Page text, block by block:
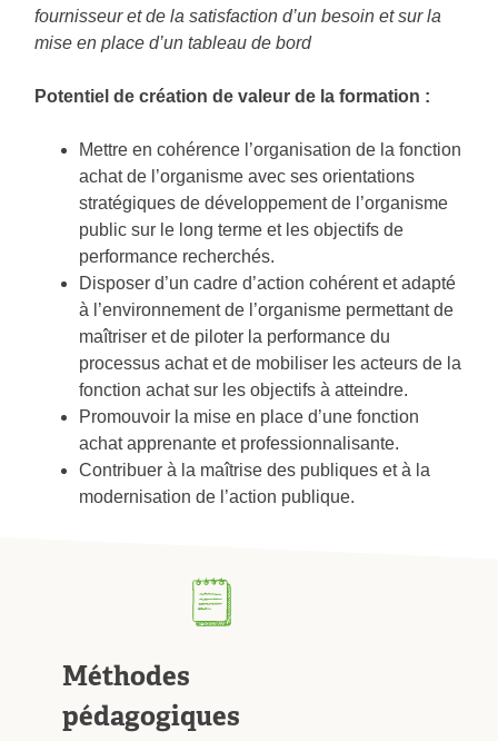
fournisseur et de la satisfaction d’un besoin et sur la
mise en place d’un tableau de bord
Potentiel de création de valeur de la formation :
Mettre en cohérence l’organisation de la fonction
achat de l’organisme avec ses orientations
stratégiques de développement de l’organisme
public sur le long terme et les objectifs de
performance recherchés.
Disposer d’un cadre d’action cohérent et adapté
à l’environnement de l’organisme permettant de
maîtriser et de piloter la performance du
processus achat et de mobiliser les acteurs de la
fonction achat sur les objectifs à atteindre.
Promouvoir la mise en place d’une fonction
achat apprenante et professionnalisante.
Contribuer à la maîtrise des publiques et à la
modernisation de l’action publique.
Méthodes
pédagogiques